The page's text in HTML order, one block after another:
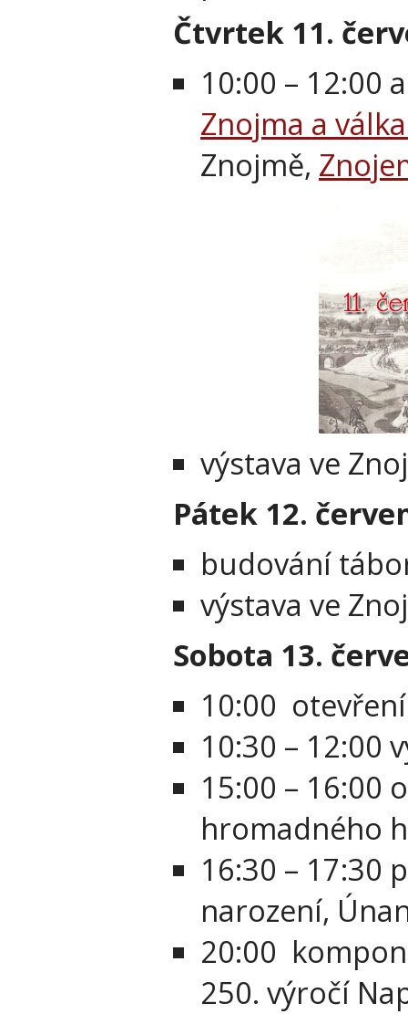
Čtvrtek 11.
10:00 – 12:00
Znojma a
Znojmě,
výstava ve
Pátek 12.
budování
výstava ve
Sobota 13.
10:00
10:30 – 12:00
15:00 – 16:00
hromadného
16:30 – 17:30
narození,
20:00
250. výročí